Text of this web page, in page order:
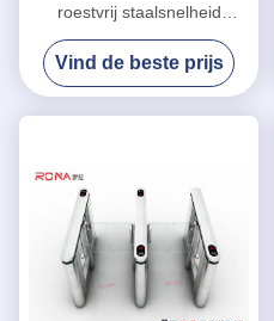
roestvrij staalsnelheid
Plateren van de
Toegangsbeheer het
Multikleur
Vind de beste prijs